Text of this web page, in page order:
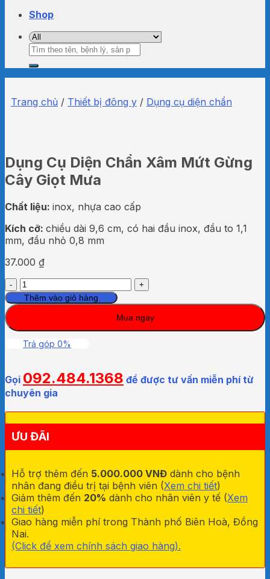
Shop
Tìm
kiếm:
Trang chủ / Thiết bị đông y / Dụng cụ diện chẩn
Dụng Cụ Diện Chẩn Xâm Mứt Gừng
Cây Giọt Mưa
Chất liệu: inox, nhựa cao cấp
Kích cỡ: chiều dài 9,6 cm, có hai đầu inox, đầu to 1,1
mm, đầu nhỏ 0,8 mm
37.000 ₫
Dụng
Cụ
Diện
Xâm
Mứt
Giọt
Mưa
lượng
Thêm vào giỏ hàng
Mua ngay
Trả góp 0%
Gọi 092.484.1368 để được tư vấn miễn phí từ
chuyên gia
ƯU ĐÃI
Hỗ trợ thêm đến 5.000.000 VNĐ dành cho bệnh
nhân đang điều trị tại bệnh viên (Xem chi tiết)
Giảm thêm đến 20% dành cho nhân viên y tế (Xem
chi tiết)
Giao hàng miễn phí trong Thành phố Biên Hoà, Đồng
Nai.
(Click để xem chính sách giao hàng).